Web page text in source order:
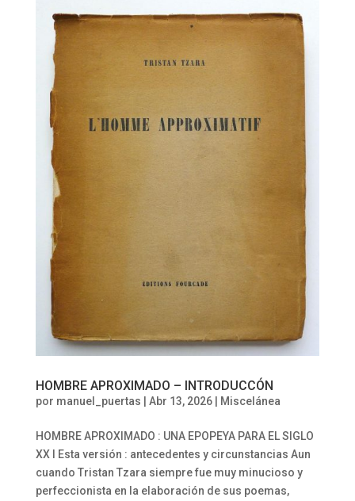
HOMBRE APROXIMADO – INTRODUCCÓN
por manuel_puertas Abr 13, 2026| Miscelánea
HOMBRE APROXIMADO : UNA EPOPEYA PARA EL SIGLO
XX I Esta versión : antecedentes y circunstancias Aun
cuando Tristan Tzara siempre fue muy minucioso y
perfeccionista en la elaboración de sus poemas,